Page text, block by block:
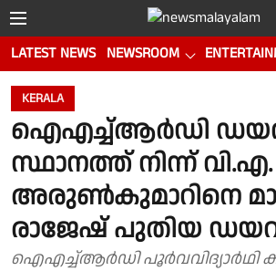
LATEST NEWS NEWSROOM
KERALA
ഐഎച്ച്ആർഡി
സ്ഥാനത്ത് നിന്ന് വി.എ.
അരുൺകുമാറിനെ
രാജേഷ് പുതിയ
ഐഎച്ച്ആർഡി പൂർവവിദ്യാർഥി